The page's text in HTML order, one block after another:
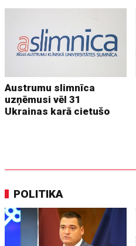
Austrumu slimnīca
uzņēmusi vēl 31
Ukrainas karā cietušo
POLITIKA